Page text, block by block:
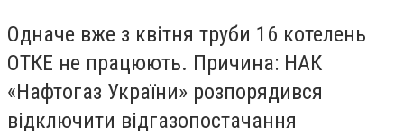
Одначе вже з квітня труби 16 котелень
ОТКЕ не працюють. Причина: НАК
«Нафтогаз України» розпорядився
відключити відгазопостачання